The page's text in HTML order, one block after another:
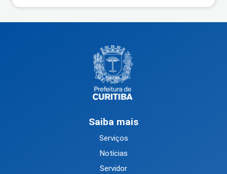
Saiba mais
Serviços
Notícias
Servidor